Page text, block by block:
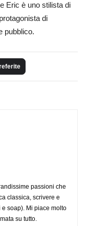
Eric è uno stilista di
di
pubblico.
passioni che
classica, scrivere e
soap). Mi piace molto
su tutto.